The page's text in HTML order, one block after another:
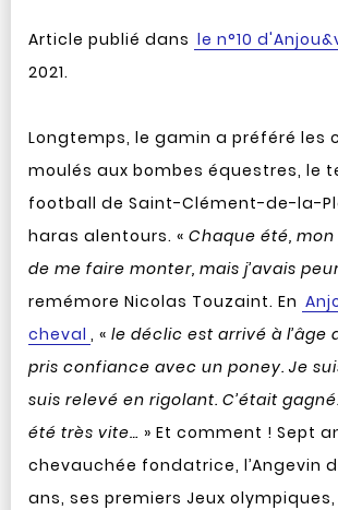
Article publié dans le n°10
2021.
Longtemps, le gamin a préféré les
moulés aux bombes équestres, le
football de Saint-Clément-de-la-
haras alentours. « Chaque été,
de me faire monter, mais j’avais
remémore Nicolas Touzaint. En
cheval , « le déclic est arrivé à l’âge
pris confiance avec un poney. Je
suis relevé en rigolant. C’était
été très vite… » Et comment ! Sept
chevauchée fondatrice, l’Angevin
ans, ses premiers Jeux